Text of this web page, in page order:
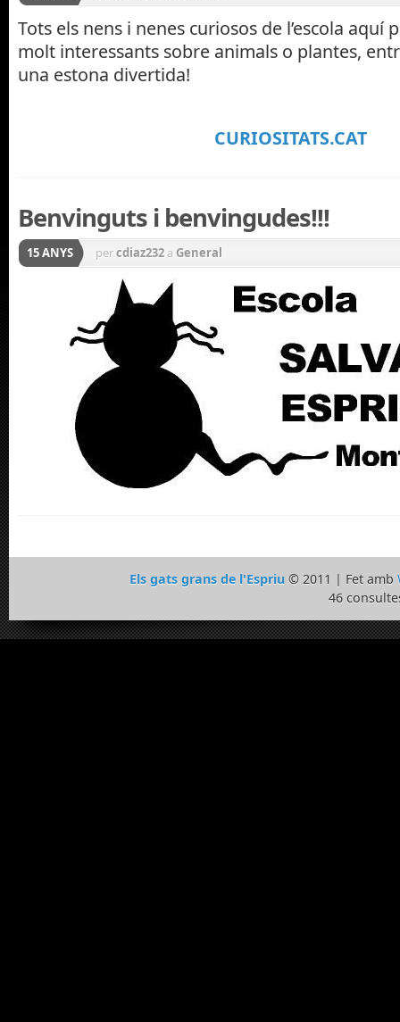
Tots els nens i nenes curiosos de l’escola aquí
molt interessants sobre animals o plantes,
una estona divertida!
CURIOSITATS.CAT
Benvinguts i benvingudes!!!
15 ANYS percdiaz232 a General
Els gats grans de l'Espriu © 2011 | Fet amb
46